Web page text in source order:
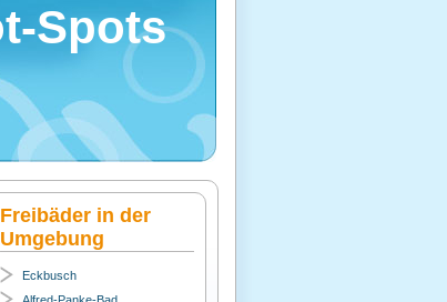
Spots
Freibäder in der
Umgebung
Eckbusch